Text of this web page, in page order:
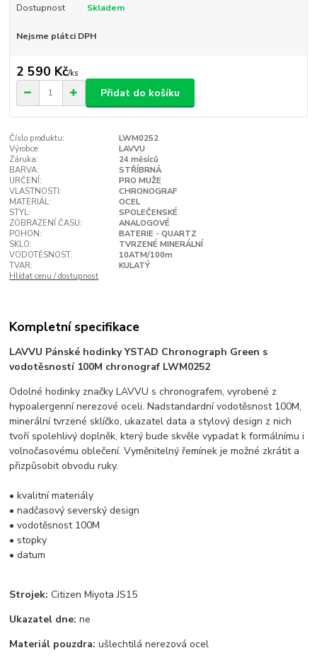
Dostupnost Skladem
Nejsme plátci DPH
2 590 Kč/ks
Přidat do košíku
Číslo produktu:
LWM0252
Výrobce:
LAVVU
Záruka:
24 měsíců
BARVA:
STŘÍBRNÁ
URČENÍ:
PRO MUŽE
VLASTNOSTI:
CHRONOGRAF
MATERIÁL:
OCEL
STYL:
SPOLEČENSKÉ
ZOBRAZENÍ ČASU:
ANALOGOVÉ
POHON:
BATERIE - QUARTZ
SKLO:
TVRZENÉ MINERÁLNÍ
VODOTĚSNOST:
10ATM/100m
TVAR:
KULATÝ
Hlídat cenu / dostupnost
Kompletní specifikace
LAVVU Pánské hodinky YSTAD Chronograph Green s
vodotěsností 100M chronograf LWM0252
Odolné hodinky značky LAVVU s chronografem, vyrobené z
hypoalergenní nerezové oceli. Nadstandardní vodotěsnost 100M,
minerální tvrzené sklíčko, ukazatel data a stylový design z nich
tvoří spolehlivý doplněk, který bude skvěle vypadat k formálnímu i
volnočasovému oblečení. Vyměnitelný řemínek je možné zkrátit a
přizpůsobit obvodu ruky.
• kvalitní materiály
• nadčasový severský design
• vodotěsnost 100M
• stopky
• datum
Strojek: Citizen Miyota JS15
Ukazatel dne: ne
Materiál pouzdra: ušlechtilá nerezová ocel